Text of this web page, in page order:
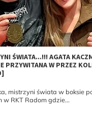
ŚWIATA...!!! AGATA
PRZYWITANA W PRZEZ
mistrzyni świata w boksie
w RKT Radom gdzie...